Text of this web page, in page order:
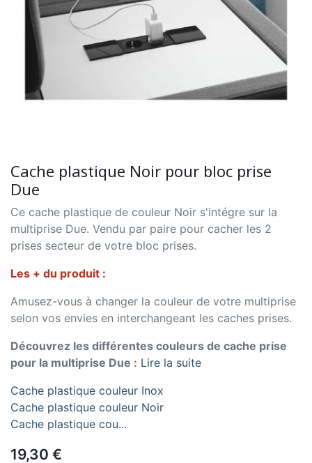
Cache plastique Noir pour bloc prise
Due
Ce cache plastique de couleur Noir s'intégre sur la
multiprise Due. Vendu par paire pour cacher les 2
prises secteur de votre bloc prises.
Les + du produit :
Amusez-vous à changer la couleur de votre multiprise
selon vos envies en interchangeant les caches prises.
Découvrez les différentes couleurs de cache prise
pour la multiprise Due : Lire la suite
Cache plastique couleur Inox
Cache plastique couleur Noir
Cache plastique cou...
19,30 €